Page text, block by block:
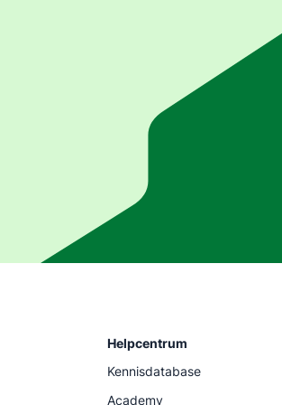
Helpcentrum
Kennisdatabase
Academy